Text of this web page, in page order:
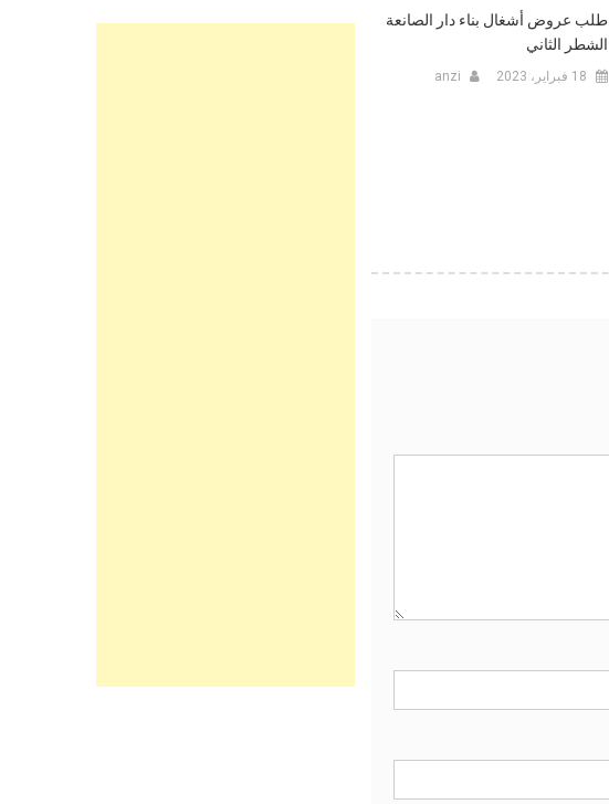
طلب عروض أشغال بناء دار الصانعة
الشطر الثاني
18 فبراير، 2023 anzi